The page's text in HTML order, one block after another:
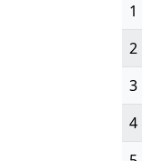
1
2
3
4